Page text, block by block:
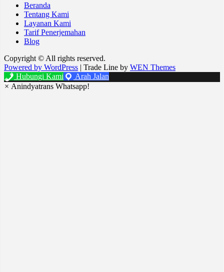
Beranda
Tentang Kami
Layanan Kami
Tarif Penerjemahan
Blog
Copyright © All rights reserved.
Powered by WordPress |Trade Line byWEN Themes
Hubungi Kami
Arah Jalan
×Anindyatrans Whatsapp!